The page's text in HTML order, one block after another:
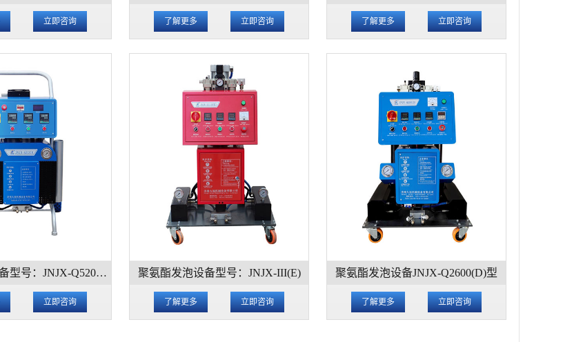
立即咨询 了解更多 立即咨询 了解更多 立即咨询
聚氨酯发泡设备型号：JNJX-Q5200型
立即咨询
聚氨酯发泡设备型号：JNJX-III(E)
了解更多 立即咨询
聚氨酯发泡设备JNJX-Q2600(D)型
了解更多 立即咨询